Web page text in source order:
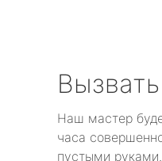
Наш мастер
часа
пустыми